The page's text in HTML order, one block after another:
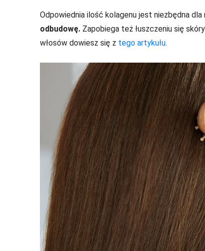
Odpowiednia ilość kolagenu jest niezbędna dla
odbudowę. Zapobiega też łuszczeniu się
włosów dowiesz się z tego artykułu.